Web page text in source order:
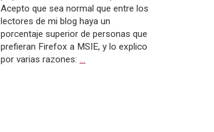
Acepto que sea normal que entre los
lectores de mi blog haya un
porcentaje superior de personas que
prefieran Firefox a MSIE, y lo explico
por varias razones:…